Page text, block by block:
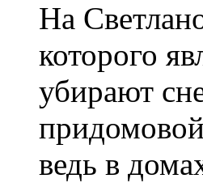
На
которого
убирают
ведь в